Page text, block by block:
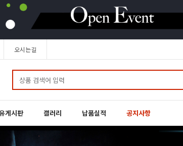
오시는길
게시판 갤러리 납품실적 공지사항